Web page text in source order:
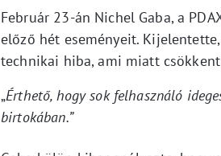
Február 23-án Nichel Gaba, a
előző hét eseményeit.
technikai hiba, ami miatt
„Érthető, hogy sok felhasználó
birtokában.”